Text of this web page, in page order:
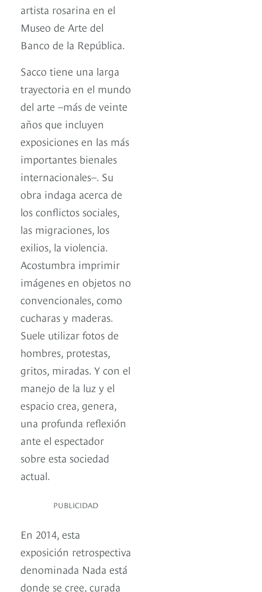
artista rosarina en el
Museo de Arte del
Banco de la República.
Sacco tiene una larga
trayectoria en el mundo
del arte –más de veinte
años que incluyen
exposiciones en las más
importantes bienales
internacionales–. Su
obra indaga acerca de
los conflictos sociales,
las migraciones, los
exilios, la violencia.
Acostumbra imprimir
imágenes en objetos no
convencionales, como
cucharas y maderas.
Suele utilizar fotos de
hombres, protestas,
gritos, miradas. Y con el
manejo de la luz y el
espacio crea, genera,
una profunda reflexión
ante el espectador
sobre esta sociedad
actual.
PUBLICIDAD
En 2014, esta
exposición retrospectiva
denominada Nada está
donde se cree, curada